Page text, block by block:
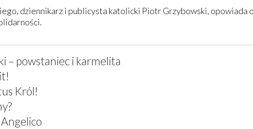
dziennikarz i publicysta katolicki Piotr Grzybowski, opowiada o
– powstaniec i karmelita
Król!